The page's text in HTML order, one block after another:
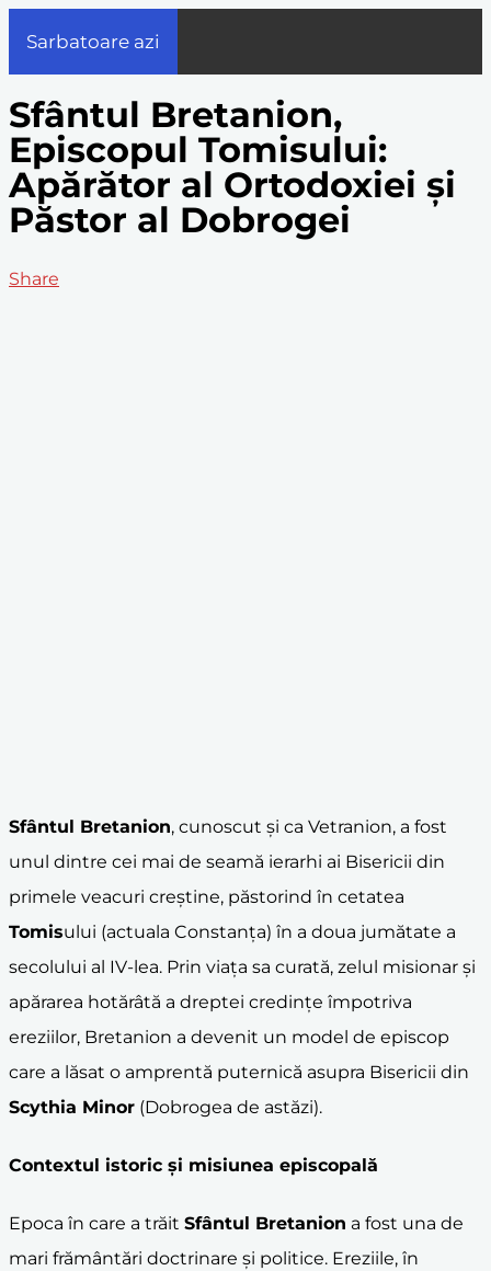
Sarbatoare azi
Sfântul Bretanion,
Episcopul Tomisului:
Apărător al Ortodoxiei și
Păstor al Dobrogei
Share
Sfântul Bretanion, cunoscut și ca Vetranion, a fost
unul dintre cei mai de seamă ierarhi ai Bisericii din
primele veacuri creștine, păstorind în cetatea
Tomisului (actuala Constanța) în a doua jumătate a
secolului al IV-lea. Prin viața sa curată, zelul misionar și
apărarea hotărâtă a dreptei credințe împotriva
ereziilor, Bretanion a devenit un model de episcop
care a lăsat o amprentă puternică asupra Bisericii din
Scythia Minor (Dobrogea de astăzi).
Contextul istoric și misiunea episcopală
Epoca în care a trăit Sfântul Bretanion a fost una de
mari frământări doctrinare și politice. Ereziile, în